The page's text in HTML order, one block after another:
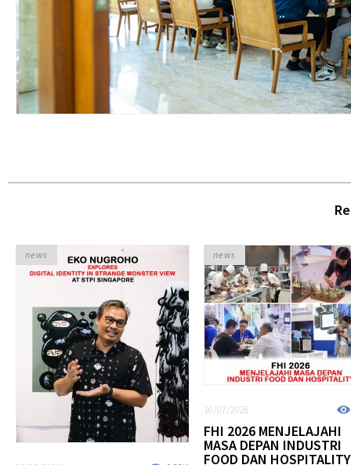
news
16/07/2026
FHI 2026 MENJELAJAHI
MASA DEPAN INDUSTRI
FOOD DAN HOSPITALITY
news